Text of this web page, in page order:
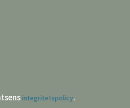
integritetspolicy.